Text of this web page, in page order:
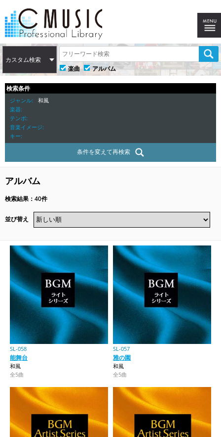
カスタム検索
楽曲
アルバム
検索条件
ジャンル
和風
楽器
テンポ
音楽イメージ
キー
条件を変えて再検索
アルバム
検索結果：40件
並び替え
SL-058
能舞台
和風
全5曲
SL-057
雅の園
和風
全5曲